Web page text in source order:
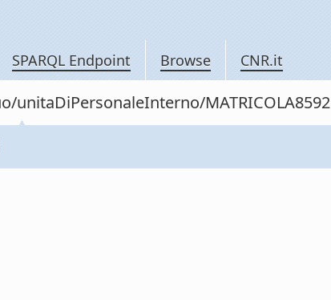
SPARQL Endpoint Browse CNR.it
MATRICOLA8592